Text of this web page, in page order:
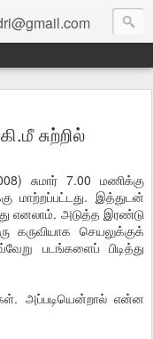
சுற்றில்
சுமார் 7.00 மணிக்கு
மாற்றப்பட்டது. இத்துடன்
எனலாம். அடுத்த இரண்டு
செயலுக்குக்
படங்களைப் பிடித்து
அப்படியென்றால் என்ன